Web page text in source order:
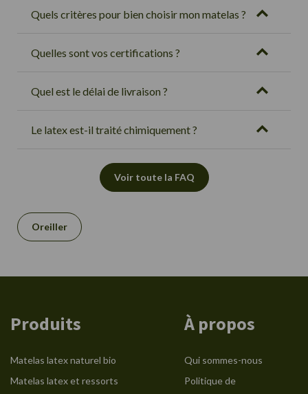
Quels critères pour bien choisir mon matelas ?
Quelles sont vos certifications ?
Quel est le délai de livraison ?
Le latex est-il traité chimiquement ?
Voir toute la FAQ
Oreiller
Produits
Matelas latex naturel bio
Matelas latex et ressorts
À propos
Qui sommes-nous
Politique de